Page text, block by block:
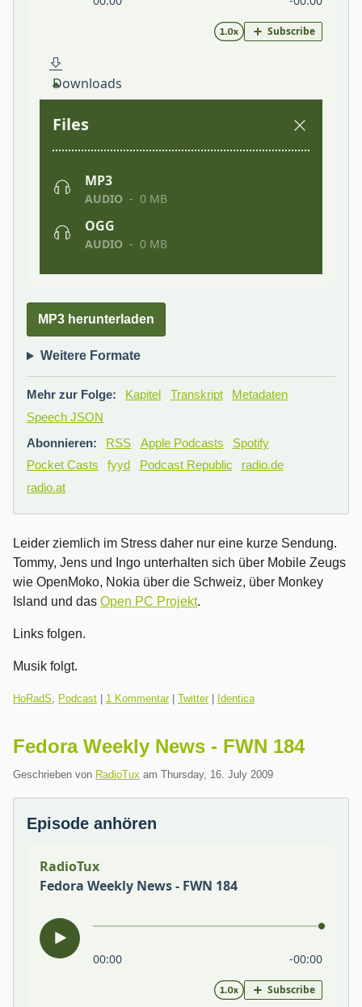
MP3 herunterladen
Weitere Formate
Mehr zur Folge: Kapitel Transkript
Metadaten
Speech JSON
Abonnieren:
RSS Apple Podcasts
Spotify
Pocket Casts
fyyd Podcast Republic
radio.de
radio.at
Leider ziemlich im Stress daher nur eine kurze Sendung.
Tommy, Jens und Ingo unterhalten sich über Mobile Zeugs
wie OpenMoko, Nokia über die Schweiz, über Monkey
Island und das Open PC Projekt.
Links folgen.
Musik folgt.
Kategorien:
HoRadS Podcast 1 Kommentar| Twitter| Identica
Fedora Weekly News - FWN 184
Geschrieben von RadioTux am Thursday, 16. July 2009
Episode anhören